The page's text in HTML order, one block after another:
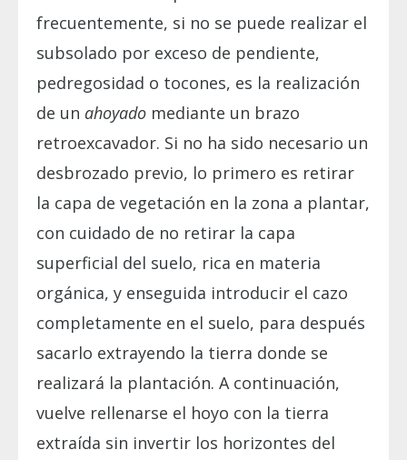
frecuentemente, si no se puede realizar el
subsolado por exceso de pendiente,
pedregosidad o tocones, es la realización
de un ahoyado mediante un brazo
retroexcavador. Si no ha sido necesario un
desbrozado previo, lo primero es retirar
la capa de vegetación en la zona a plantar,
con cuidado de no retirar la capa
superficial del suelo, rica en materia
orgánica, y enseguida introducir el cazo
completamente en el suelo, para después
sacarlo extrayendo la tierra donde se
realizará la plantación. A continuación,
vuelve rellenarse el hoyo con la tierra
extraída sin invertir los horizontes del